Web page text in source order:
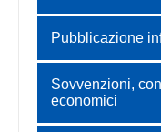
Pubblicazione
Sovvenzioni,
economici